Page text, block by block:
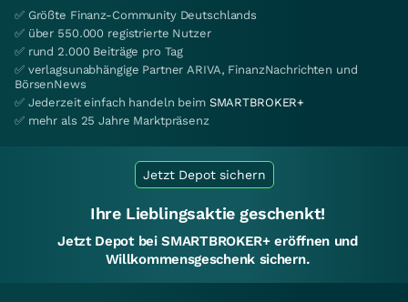
✅ Größte Finanz-Community Deutschlands
✅ über 550.000 registrierte Nutzer
✅ rund 2.000 Beiträge pro Tag
✅ verlagsunabhängige Partner ARIVA, FinanzNachrichten und
BörsenNews
✅ Jederzeit einfach handeln beim SMARTBROKER+
✅ mehr als 25 Jahre Marktpräsenz
Jetzt Depot sichern
Ihre Lieblingsaktie geschenkt!
Jetzt Depot bei SMARTBROKER+ eröffnen und
Willkommensgeschenk sichern.